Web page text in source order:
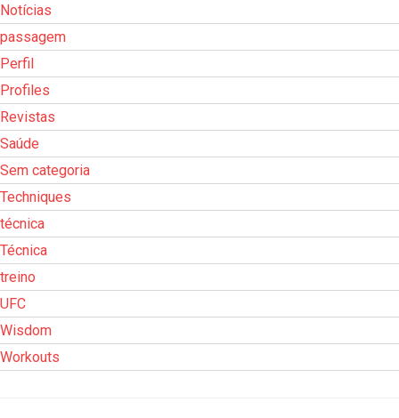
Notícias
passagem
Perfil
Profiles
Revistas
Saúde
Sem categoria
Techniques
técnica
Técnica
treino
UFC
Wisdom
Workouts